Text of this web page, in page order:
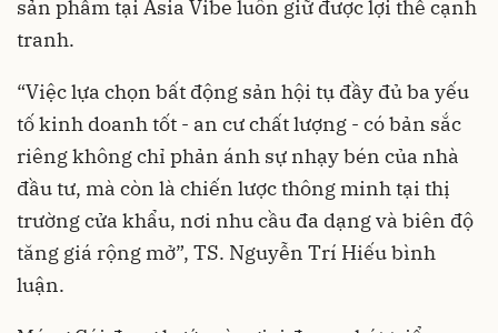
sản phẩm tại Asia Vibe luôn giữ được lợi thế cạnh
tranh.
“Việc lựa chọn bất động sản hội tụ đầy đủ ba yếu
tố kinh doanh tốt - an cư chất lượng - có bản sắc
riêng không chỉ phản ánh sự nhạy bén của nhà
đầu tư, mà còn là chiến lược thông minh tại thị
trường cửa khẩu, nơi nhu cầu đa dạng và biên độ
tăng giá rộng mở”, TS. Nguyễn Trí Hiếu bình
luận.